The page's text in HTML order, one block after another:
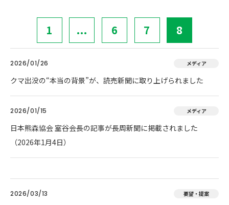
1 ... 6 7 8
2026/01/26 メディア
クマ出没の“本当の背景”が、読売新聞に取り上げられました
2026/01/15 メディア
日本熊森協会 室谷会長の記事が長周新聞に掲載されました
（2026年1月4日）
2026/03/13 要望・提案